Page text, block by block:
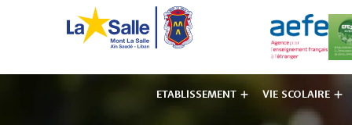
ETABLISSEMENT VIE SCOLAIRE